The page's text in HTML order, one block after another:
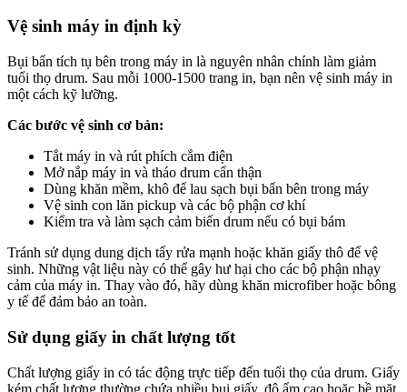
Vệ sinh máy in định kỳ
Bụi bẩn tích tụ bên trong máy in là nguyên nhân chính làm giảm
tuổi thọ drum. Sau mỗi 1000-1500 trang in, bạn nên vệ sinh máy in
một cách kỹ lưỡng.
Các bước vệ sinh cơ bản:
Tắt máy in và rút phích cắm điện
Mở nắp máy in và tháo drum cẩn thận
Dùng khăn mềm, khô để lau sạch bụi bẩn bên trong máy
Vệ sinh con lăn pickup và các bộ phận cơ khí
Kiểm tra và làm sạch cảm biến drum nếu có bụi bám
Tránh sử dụng dung dịch tẩy rửa mạnh hoặc khăn giấy thô để vệ
sinh. Những vật liệu này có thể gây hư hại cho các bộ phận nhạy
cảm của máy in. Thay vào đó, hãy dùng khăn microfiber hoặc bông
y tế để đảm bảo an toàn.
Sử dụng giấy in chất lượng tốt
Chất lượng giấy in có tác động trực tiếp đến tuổi thọ của drum. Giấy
kém chất lượng thường chứa nhiều bụi giấy, độ ẩm cao hoặc bề mặt